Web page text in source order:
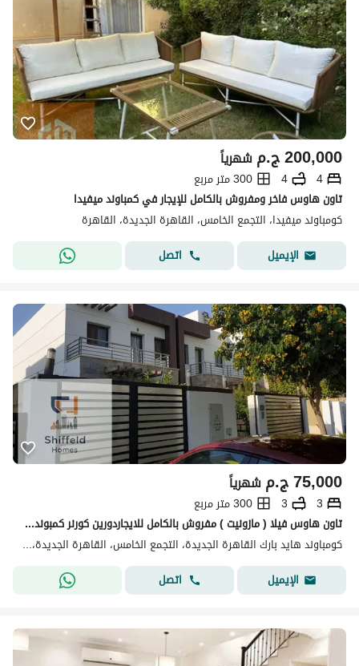
ج.م200,000 شهرياً
4
4
300 متر مربع
تاون هاوس فاخر ومفروش بالكامل للإيجار في كمباوند ميفيدا
كومباوند ميفيدا، التجمع الخامس، القاهرة الجديدة، القاهرة
الإيميل
اتصل
ج.م75,000 شهرياً
3
3
300 متر مربع
تاون هاوس فيلا ( مازونيت ) مفروش بالكامل للايجاردورين كورنر كمبوند هايد بارك في القاهره الجديدهوقع مميز جدا بجوار كمبوند ميفيدا الجامعة الامريكية
كومباوند هايد بارك القاهرة الجديدة، التجمع الخامس، القاهرة الجديدة، القاهرة
الإيميل
اتصل